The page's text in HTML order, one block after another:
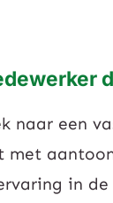
naar een
met
in